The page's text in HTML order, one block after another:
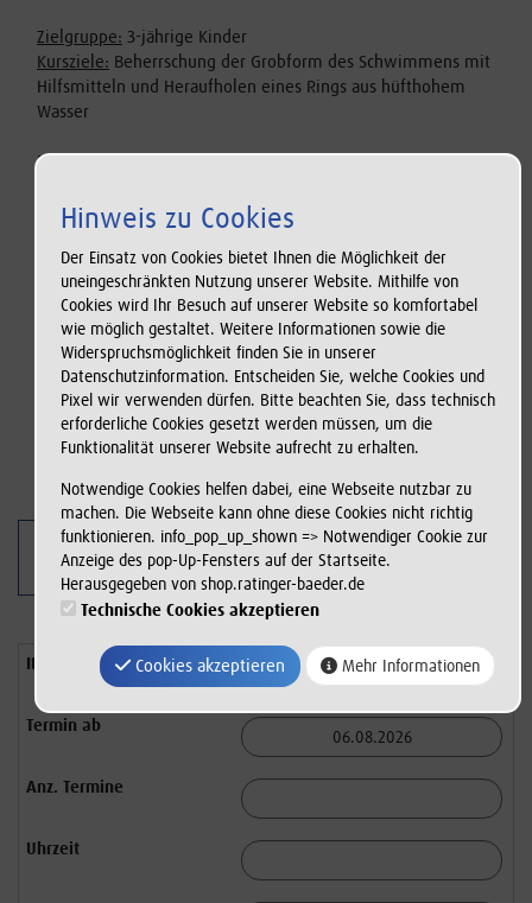
Zielgruppe: 3-jährige Kinder
Kursziele: Beherrschung der Grobform des Schwimmens mit
Hilfsmitteln und Heraufholen eines Rings aus hüfthohem
Wasser
Bildquelle: © www.sport-thieme.de
110,00 € inkl. Eintritt für 1 Elternteil
10 Termine
00:45 Std.
3 J. bis 4 J. u. 1 Mon.
Die Teilnahme einer Begleitperson im Wasser ist
erforderlich. Bitte bringen Sie Ihre Buchungsbestätigung,
die Sie nach dem Bezahlvorgang per E-Mail erhalten, zu
jeder Kursstunde mit. Der dort aufgeführte QR-Code
berechtigt Sie zum jeweiligen Badeintritt.
Hinweis zu Cookies
Der Einsatz von Cookies bietet Ihnen die Möglichkeit der
uneingeschränkten Nutzung unserer Website. Mithilfe von
Cookies wird Ihr Besuch auf unserer Website so komfortabel
wie möglich gestaltet. Weitere Informationen sowie die
Widerspruchsmöglichkeit finden Sie in unserer
Datenschutzinformation. Entscheiden Sie, welche Cookies und
Pixel wir verwenden dürfen. Bitte beachten Sie, dass technisch
erforderliche Cookies gesetzt werden müssen, um die
Funktionalität unserer Website aufrecht zu erhalten.
Notwendige Cookies helfen dabei, eine Webseite nutzbar zu
machen. Die Webseite kann ohne diese Cookies nicht richtig
funktionieren. info_pop_up_shown => Notwendiger Cookie zur
Anzeige des pop-Up-Fensters auf der Startseite.
Herausgegeben von shop.ratinger-baeder.de
Technische Cookies akzeptieren
Cookies akzeptieren Mehr Informationen